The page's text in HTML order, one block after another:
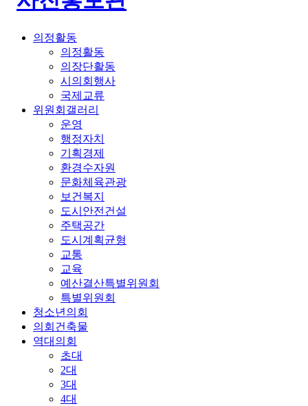
의정활동
의정활동
의장단활동
시의회행사
국제교류
위원회갤러리
운영
행정자치
기획경제
환경수자원
문화체육관광
보건복지
도시안전건설
주택공간
도시계획균형
교통
교육
예산결산특별위원회
특별위원회
청소년의회
의회건축물
역대의회
초대
2대
3대
4대